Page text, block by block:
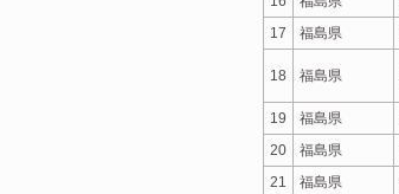
17
福島県
18 福島県
19 福島県
20
福島県
21
福島県